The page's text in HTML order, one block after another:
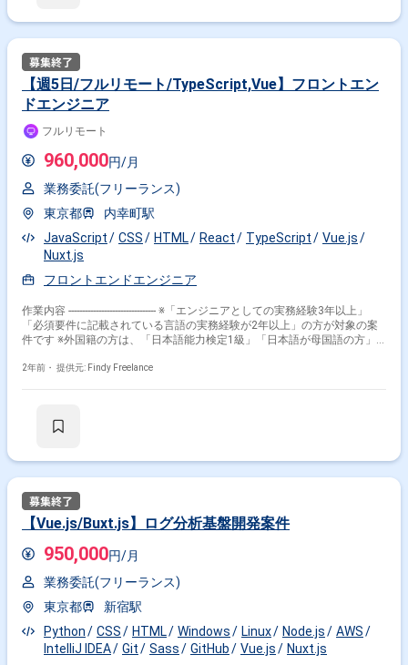
【週5日/フルリモート/TypeScript,Vue】フロントエン
ドエンジニア
フルリモート
960,000円/月
業務委託(フリーランス)
東京都
内幸町駅
JavaScript
CSS HTML React TypeScript
Vue.js
Nuxt.js
フロントエンドエンジニア
作業内容 -------------------------------- ※「エンジニアとしての実務経験3年以上」
「必須要件に記載されている言語の実務経験が2年以上」の方が対象の案
件です ※外国籍の方は、「日本語能力検定1級」「日本語が母国語の方」
連絡いただいた方がスムーズです -------------------------------- 弊社は、以前は限ら
ており、今年中のリリースを予定しています。 本求人では、新サービス開
ング ・パフォーマンス最適化、アクセシビリティ、SEO対策などのフロン
トエンドのベストプラクティスを適用 ◎新たな不動産投資として注目され
ている不動産STOに携われるポジションです。 【ポジションの魅力】 ・
裁量が大きくさまざまなことに挑戦できる リリース前の新サービス開発に
携われるポジションです。アーキテクチャ設計から進めていかなくてはい
けないものもあり、さまざまなフェーズに関われます。KDXの子会社であ
り安定した経営基盤がある上で自由度が高いベンチャー気質である点も魅
力。業務が細分化しすぎておらず、一人あたりの裁量が大きくやりがいを
感じられる環境です。 ・スキルの高いエンジニアと働く面白さ Vueやマイ
クロサービスなど最新かつ高度な技術を導入しています。またメルカリや
MIXI、楽天、チームラボ出身の優秀なエンジニアが揃っている刺激的な環
2年前・ 提供元: Findy Freelance
【Vue.js/Buxt.js】ログ分析基盤開発案件
950,000円/月
業務委託(フリーランス)
東京都
新宿駅
Python
CSS HTML Windows Linux Node.js
AWS
IntelliJ IDEA
Git Sass GitHub Vue.js
Nuxt.js